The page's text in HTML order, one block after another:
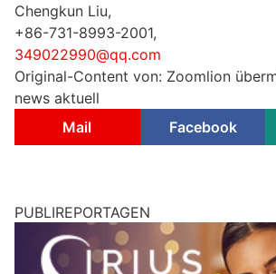
Chengkun Liu,
+86-731-8993-2001,
349022990@qq.com
Original-Content von: Zoomlion
news aktuell
Mail
Facebook
PUBLIREPORTAGEN